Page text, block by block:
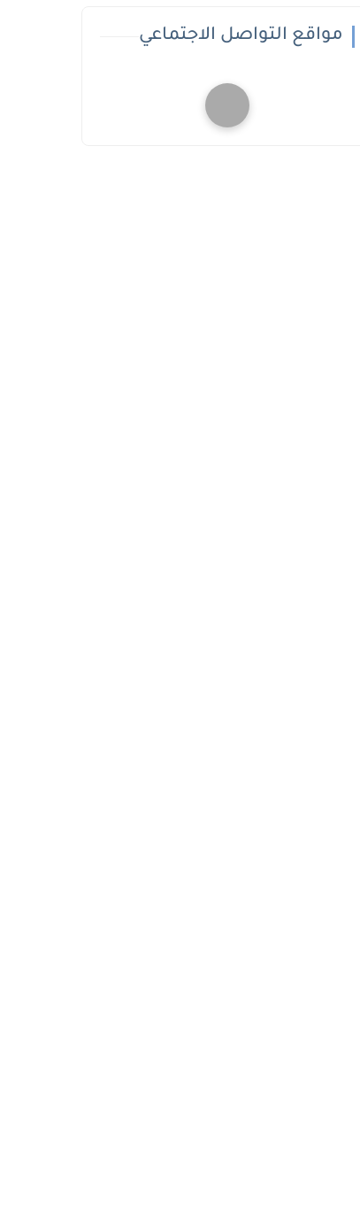
مواقع التواصل الاجتماعي